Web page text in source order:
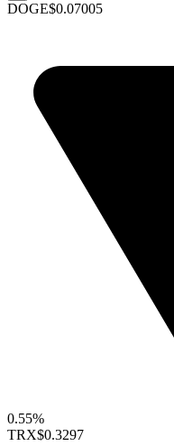
DOGE$0.07005
0.55%
TRX$0.3297